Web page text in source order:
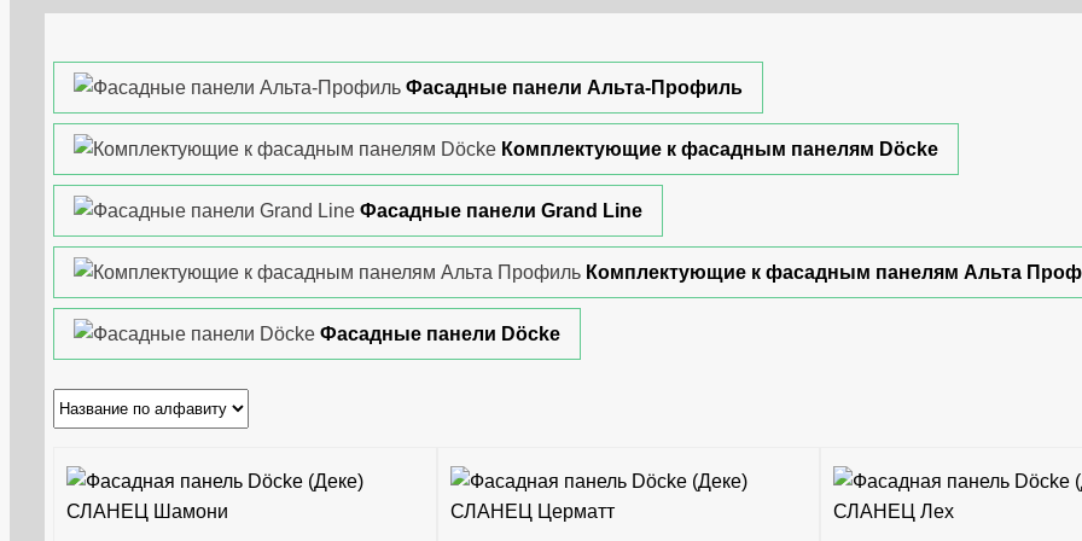
Фасадные панели Альта-Профиль
Комплектующие к фасадным панелям Döcke
Фасадные панели Grand Line
Комплектующие к фасадным панелям Альта
Фасадные панели Döcke